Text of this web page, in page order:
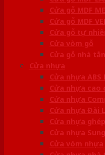
Cửa gỗ MDF
Cửa gỗ MDF
Cửa gỗ tự
Cửa vòm gỗ
Cửa gỗ nhà
Cửa nhựa
Cửa nhựa ABS
Cửa nhựa cao
Cửa nhựa
Cửa nhựa Đài
Cửa nhựa
Cửa nhựa
Cửa vòm nhựa